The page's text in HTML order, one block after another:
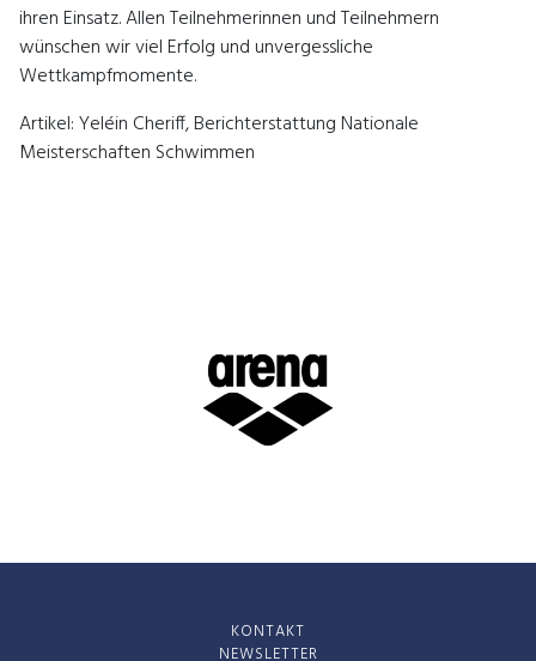
ihren Einsatz. Allen Teilnehmerinnen und Teilnehmern
wünschen wir viel Erfolg und unvergessliche
Wettkampfmomente.
Artikel: Yeléin Cheriff, Berichterstattung Nationale
Meisterschaften Schwimmen
KONTAKT
NEWSLETTER